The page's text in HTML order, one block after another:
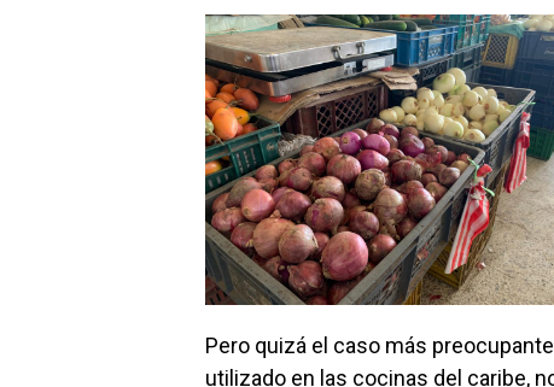
Pero quizá el caso más
utilizado en las cocinas del caribe,